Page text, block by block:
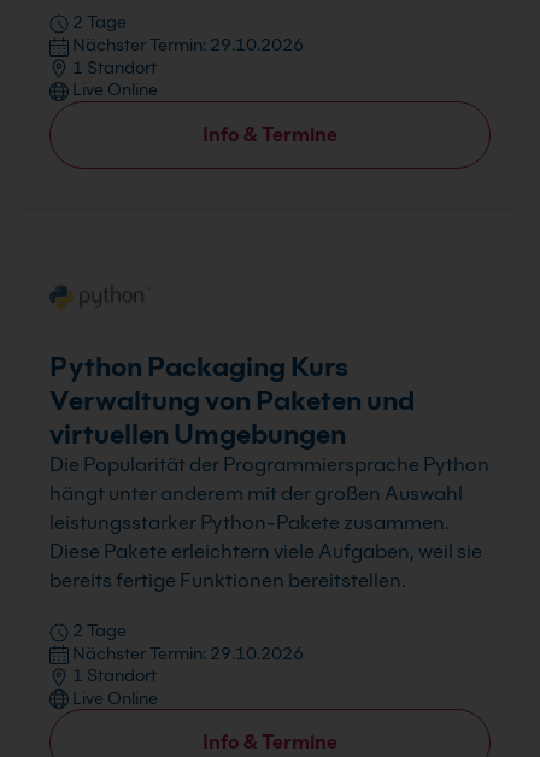
2 Tage
Nächster Termin: 29.10.2026
1 Standort
Live Online
Info & Termine
Python Packaging Kurs
Verwaltung von Paketen und
virtuellen Umgebungen
Die Popularität der Programmiersprache Python
hängt unter anderem mit der großen Auswahl
leistungsstarker Python-Pakete zusammen.
Diese Pakete erleichtern viele Aufgaben, weil sie
bereits fertige Funktionen bereitstellen.
2 Tage
Nächster Termin: 29.10.2026
1 Standort
Live Online
Info & Termine